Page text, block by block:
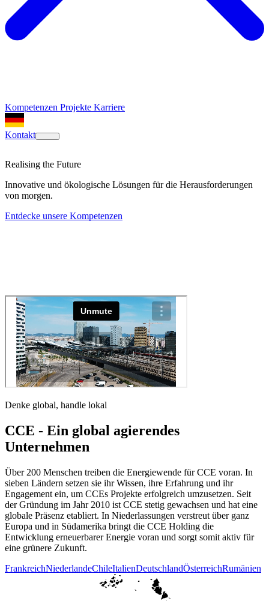
Kompetenzen Projekte Karriere
Kontakt
Realising the Future
Innovative und ökologische Lösungen für die Herausforderungen
von morgen.
Entdecke unsere Kompetenzen
Denke global, handle lokal
CCE - Ein global agierendes
Unternehmen
Über 200 Menschen treiben die Energiewende für CCE voran. In
sieben Ländern setzen sie ihr Wissen, ihre Erfahrung und ihr
Engagement ein, um CCEs Projekte erfolgreich umzusetzen. Seit
der Gründung im Jahr 2010 ist CCE stetig gewachsen und hat eine
globale Präsenz etabliert. In Niederlassungen verstreut über ganz
Europa und in Südamerika bringt die CCE Holding die
Entwicklung erneuerbarer Energie voran und sorgt somit aktiv für
eine grünere Zukunft.
FrankreichNiederlandeChileItalienDeutschlandÖsterreichRumänien